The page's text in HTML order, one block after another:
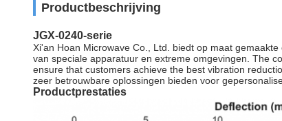
Productbeschrijving
JGX-0240-serie
Xi'an Hoan Microwave Co., Ltd. biedt op maat
van speciale apparatuur en extreme omgevingen. The
ensure that customers achieve the best vibration
zeer betrouwbare oplossingen bieden voor
Productprestaties